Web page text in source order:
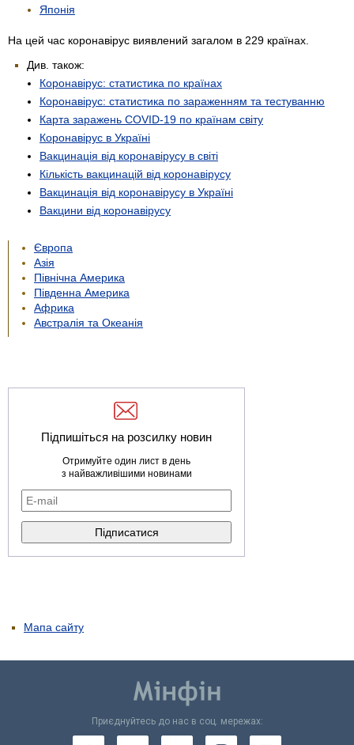
Японія
На цей час коронавірус виявлений загалом в 229 країнах.
Див. також:
Коронавірус: статистика по країнах
Коронавірус: статистика по зараженням та тестуванню
Карта заражень COVID-19 по країнам світу
Коронавірус в Україні
Вакцинація від коронавірусу в світі
Кількість вакцинацій від коронавірусу
Вакцинація від коронавірусу в Україні
Вакцини від коронавірусу
Європа
Азія
Північна Америка
Південна Америка
Африка
Австралія та Океанія
Підпишіться на розсилку новин
Отримуйте один лист в день
з найважливішими новинами
Мапа сайту
Приєднуйтесь до нас в соц. мережах: